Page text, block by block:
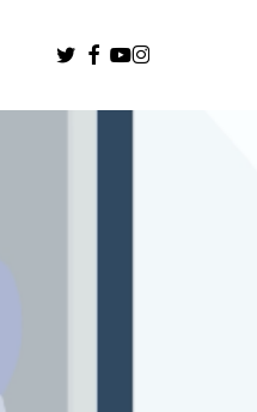
twitterfacebook
youtube
instagram